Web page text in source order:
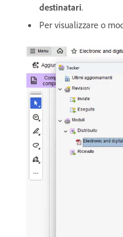
destinatari.
Per visualizzare o